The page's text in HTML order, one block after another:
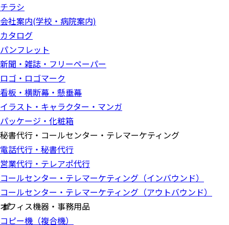
チラシ
会社案内(学校・病院案内)
カタログ
パンフレット
新聞・雑誌・フリーペーパー
ロゴ・ロゴマーク
看板・横断幕・懸垂幕
イラスト・キャラクター・マンガ
パッケージ・化粧箱
秘書代行・コールセンター・テレマーケティング
電話代行・秘書代行
営業代行・テレアポ代行
コールセンター・テレマーケティング（インバウンド）
コールセンター・テレマーケティング（アウトバウンド）
オフィス機器・事務用品
コピー機（複合機）